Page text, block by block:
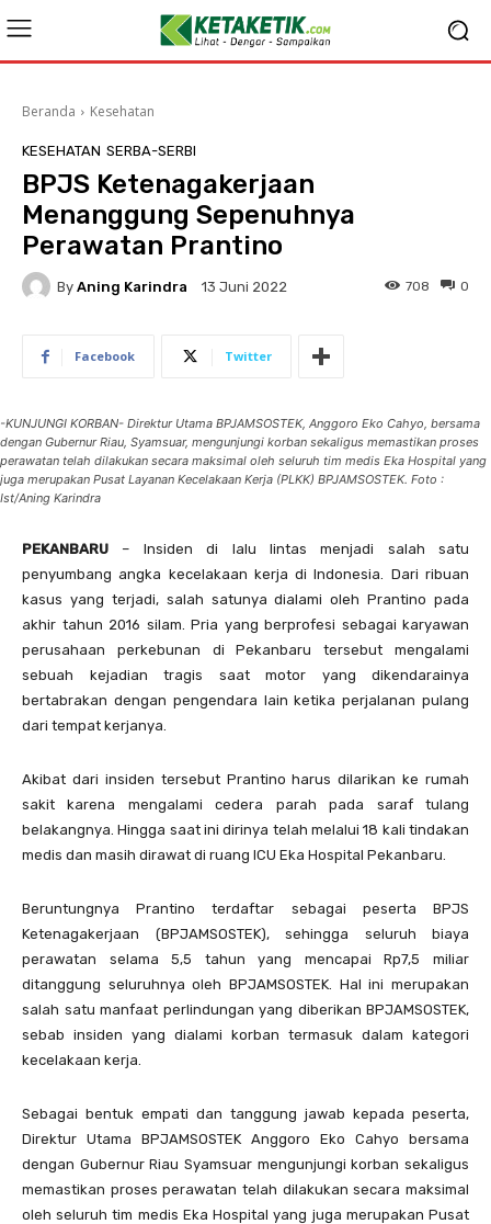
Beranda Kesehatan
KESEHATAN SERBA-SERBI
BPJS Ketenagakerjaan
Menanggung Sepenuhnya
Perawatan Prantino
By Aning Karindra 13 Juni 2022 0
708
Facebook Twitter
-KUNJUNGI KORBAN- Direktur Utama BPJAMSOSTEK, Anggoro Eko Cahyo, bersama
dengan Gubernur Riau, Syamsuar, mengunjungi korban sekaligus memastikan proses
perawatan telah dilakukan secara maksimal oleh seluruh tim medis Eka Hospital yang
juga merupakan Pusat Layanan Kecelakaan Kerja (PLKK) BPJAMSOSTEK. Foto :
Ist/Aning Karindra
PEKANBARU – Insiden di lalu lintas menjadi salah satu
penyumbang angka kecelakaan kerja di Indonesia. Dari ribuan
kasus yang terjadi, salah satunya dialami oleh Prantino pada
akhir tahun 2016 silam. Pria yang berprofesi sebagai karyawan
perusahaan perkebunan di Pekanbaru tersebut mengalami
sebuah kejadian tragis saat motor yang dikendarainya
bertabrakan dengan pengendara lain ketika perjalanan pulang
dari tempat kerjanya.
Akibat dari insiden tersebut Prantino harus dilarikan ke rumah
sakit karena mengalami cedera parah pada saraf tulang
belakangnya. Hingga saat ini dirinya telah melalui 18 kali tindakan
medis dan masih dirawat di ruang ICU Eka Hospital Pekanbaru.
Beruntungnya Prantino terdaftar sebagai peserta BPJS
Ketenagakerjaan (BPJAMSOSTEK), sehingga seluruh biaya
perawatan selama 5,5 tahun yang mencapai Rp7,5 miliar
ditanggung seluruhnya oleh BPJAMSOSTEK. Hal ini merupakan
salah satu manfaat perlindungan yang diberikan BPJAMSOSTEK,
sebab insiden yang dialami korban termasuk dalam kategori
kecelakaan kerja.
Sebagai bentuk empati dan tanggung jawab kepada peserta,
Direktur Utama BPJAMSOSTEK Anggoro Eko Cahyo bersama
dengan Gubernur Riau Syamsuar mengunjungi korban sekaligus
memastikan proses perawatan telah dilakukan secara maksimal
oleh seluruh tim medis Eka Hospital yang juga merupakan Pusat